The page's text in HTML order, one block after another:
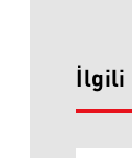
İlgili